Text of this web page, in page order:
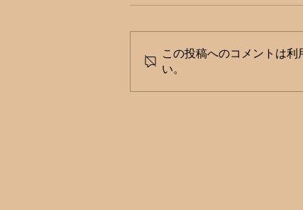
この投稿へのコメントは
い。